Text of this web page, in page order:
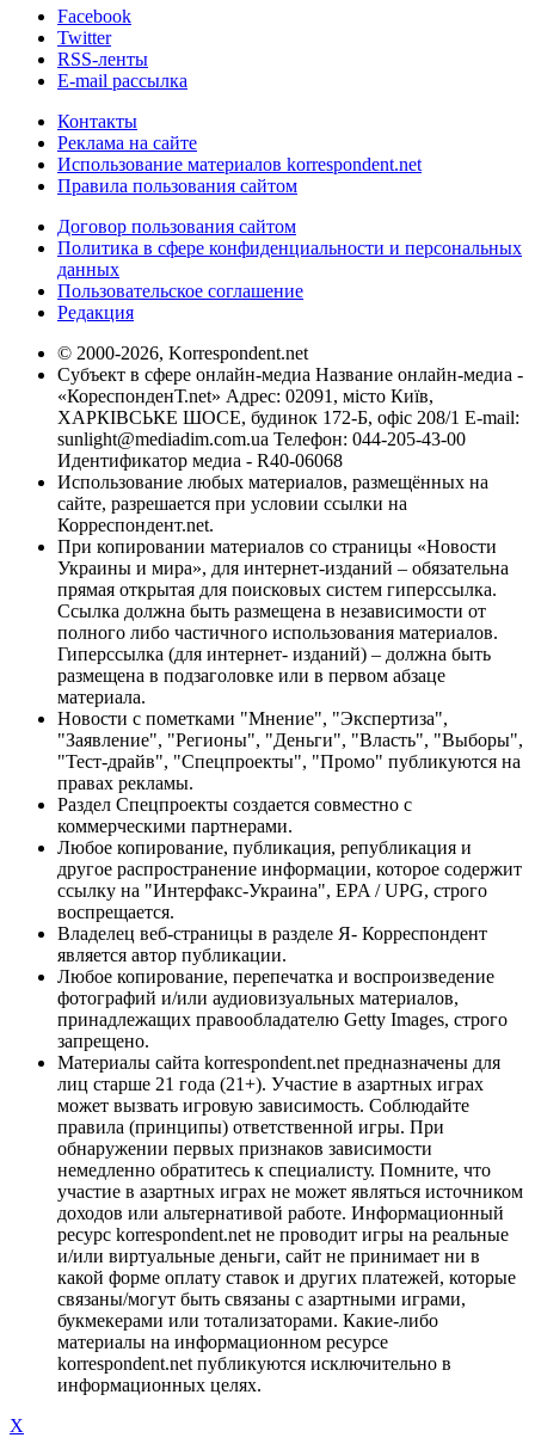
Facebook
Twitter
RSS-ленты
E-mail рассылка
Контакты
Реклама на сайте
Использование материалов korrespondent.net
Правила пользования сайтом
Договор пользования сайтом
Политика в сфере конфиденциальности и персональных
данных
Пользовательское соглашение
Редакция
© 2000-2026, Korrespondent.net
Субъект в сфере онлайн-медиа Название онлайн-медиа -
«КореспонденТ.net» Адрес: 02091, місто Київ,
ХАРКІВСЬКЕ ШОСЕ, будинок 172-Б, офіс 208/1 E-mail:
sunlight@mediadim.com.ua Телефон: 044-205-43-00
Идентификатор медиа - R40-06068
Использование любых материалов, размещённых на
сайте, разрешается при условии ссылки на
Корреспондент.net.
При копировании материалов со страницы «Новости
Украины и мира», для интернет-изданий – обязательна
прямая открытая для поисковых систем гиперссылка.
Ссылка должна быть размещена в независимости от
полного либо частичного использования материалов.
Гиперссылка (для интернет- изданий) – должна быть
размещена в подзаголовке или в первом абзаце
материала.
Новости с пометками "Мнение", "Экспертиза",
"Заявление", "Регионы", "Деньги", "Власть", "Выборы",
"Тест-драйв", "Спецпроекты", "Промо" публикуются на
правах рекламы.
Раздел Спецпроекты создается совместно с
коммерческими партнерами.
Любое копирование, публикация, републикация и
другое распространение информации, которое содержит
ссылку на "Интерфакс-Украина", EPA / UPG, строго
воспрещается.
Владелец веб-страницы в разделе Я- Корреспондент
является автор публикации.
Любое копирование, перепечатка и воспроизведение
фотографий и/или аудиовизуальных материалов,
принадлежащих правообладателю Getty Images, строго
запрещено.
Материалы сайта korrespondent.net предназначены для
лиц старше 21 года (21+). Участие в азартных играх
может вызвать игровую зависимость. Соблюдайте
правила (принципы) ответственной игры. При
обнаружении первых признаков зависимости
немедленно обратитесь к специалисту. Помните, что
участие в азартных играх не может являться источником
доходов или альтернативой работе. Информационный
ресурс korrespondent.net не проводит игры на реальные
и/или виртуальные деньги, сайт не принимает ни в
какой форме оплату ставок и других платежей, которые
связаны/могут быть связаны с азартными играми,
букмекерами или тотализаторами. Какие-либо
материалы на информационном ресурсе
korrespondent.net публикуются исключительно в
информационных целях.
X